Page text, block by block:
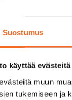
Suostumus
käyttää evästeitä
muun
tukemiseen ja
hankkia
yhteyttä
Ei